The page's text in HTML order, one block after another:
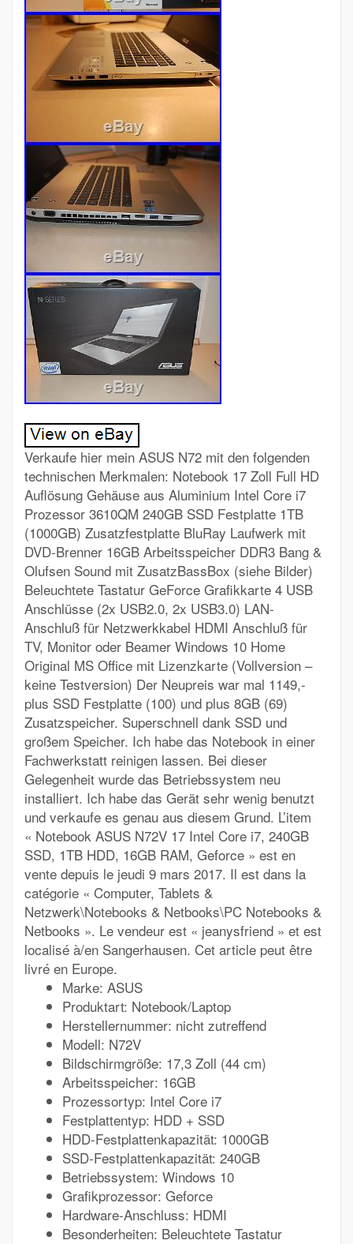
Verkaufe hier mein ASUS N72 mit den folgenden
technischen Merkmalen: Notebook 17 Zoll Full HD
Auflösung Gehäuse aus Aluminium Intel Core i7
Prozessor 3610QM 240GB SSD Festplatte 1TB
(1000GB) Zusatzfestplatte BluRay Laufwerk mit
DVD-Brenner 16GB Arbeitsspeicher DDR3 Bang &
Olufsen Sound mit ZusatzBassBox (siehe Bilder)
Beleuchtete Tastatur GeForce Grafikkarte 4 USB
Anschlüsse (2x USB2.0, 2x USB3.0) LAN-
Anschluß für Netzwerkkabel HDMI Anschluß für
TV, Monitor oder Beamer Windows 10 Home
Original MS Office mit Lizenzkarte (Vollversion –
keine Testversion) Der Neupreis war mal 1149,-
plus SSD Festplatte (100) und plus 8GB (69)
Zusatzspeicher. Superschnell dank SSD und
großem Speicher. Ich habe das Notebook in einer
Fachwerkstatt reinigen lassen. Bei dieser
Gelegenheit wurde das Betriebssystem neu
installiert. Ich habe das Gerät sehr wenig benutzt
und verkaufe es genau aus diesem Grund. L’item
« Notebook ASUS N72V 17 Intel Core i7, 240GB
SSD, 1TB HDD, 16GB RAM, Geforce » est en
vente depuis le jeudi 9 mars 2017. Il est dans la
catégorie « Computer, Tablets &
Netzwerk\Notebooks & Netbooks\PC Notebooks &
Netbooks ». Le vendeur est « jeanysfriend » et est
localisé à/en Sangerhausen. Cet article peut être
livré en Europe.
Marke: ASUS
Produktart: Notebook/Laptop
Herstellernummer: nicht zutreffend
Modell: N72V
Bildschirmgröße: 17,3 Zoll (44 cm)
Arbeitsspeicher: 16GB
Prozessortyp: Intel Core i7
Festplattentyp: HDD + SSD
HDD-Festplattenkapazität: 1000GB
SSD-Festplattenkapazität: 240GB
Betriebssystem: Windows 10
Grafikprozessor: Geforce
Hardware-Anschluss: HDMI
Besonderheiten: Beleuchtete Tastatur